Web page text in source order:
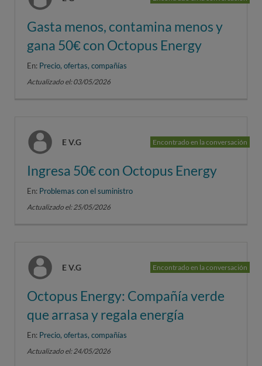
Gasta menos, contamina menos y
gana 50€ con Octopus Energy
En: Precio, ofertas, compañías
Actualizado el: 03/05/2026
E V.G Encontrado en la conversación
Ingresa 50€ con Octopus Energy
En: Problemas con el suministro
Actualizado el: 25/05/2026
E V.G Encontrado en la conversación
Octopus Energy: Compañía verde
que arrasa y regala energía
En: Precio, ofertas, compañías
Actualizado el: 24/05/2026